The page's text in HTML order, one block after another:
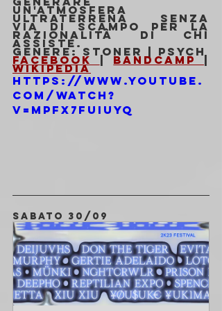
un'atmosfera
ultraterrena senza
via di scampo per la
razionalità di chi
assiste.
Genere: Stoner | Psych
Facebook | Bandcamp
Wikipedia
https://www.youtube.
com/watch?
v=mpfx7fuiUYQ
SABATO 30/09